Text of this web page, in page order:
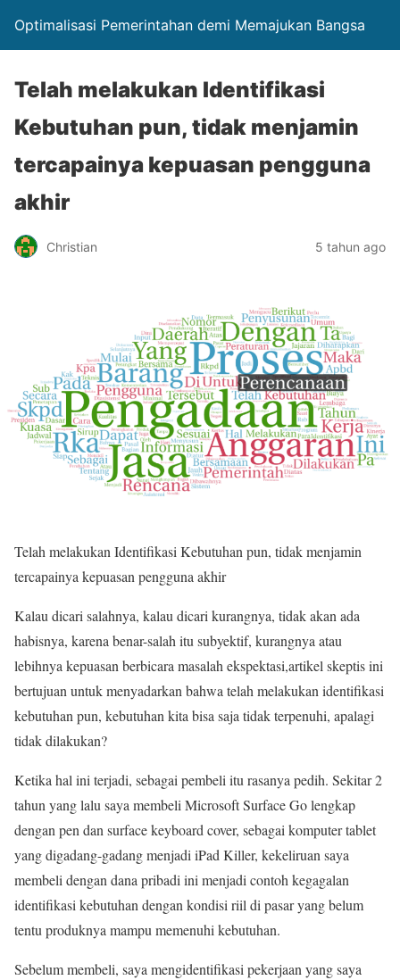
Optimalisasi Pemerintahan demi Memajukan Bangsa
Telah melakukan Identifikasi
Kebutuhan pun, tidak menjamin
tercapainya kepuasan pengguna
akhir
Christian 5 tahun ago
Telah melakukan Identifikasi Kebutuhan pun, tidak menjamin
tercapainya kepuasan pengguna akhir
Kalau dicari salahnya, kalau dicari kurangnya, tidak akan ada
habisnya, karena benar-salah itu subyektif, kurangnya atau
lebihnya kepuasan berbicara masalah ekspektasi,artikel skeptis ini
bertujuan untuk menyadarkan bahwa telah melakukan identifikasi
kebutuhan pun, kebutuhan kita bisa saja tidak terpenuhi, apalagi
tidak dilakukan?
Ketika hal ini terjadi, sebagai pembeli itu rasanya pedih. Sekitar 2
tahun yang lalu saya membeli Microsoft Surface Go lengkap
dengan pen dan surface keyboard cover, sebagai komputer tablet
yang digadang-gadang menjadi iPad Killer, kekeliruan saya
membeli dengan dana pribadi ini menjadi contoh kegagalan
identifikasi kebutuhan dengan kondisi riil di pasar yang belum
tentu produknya mampu memenuhi kebutuhan.
Sebelum membeli, saya mengidentifikasi pekerjaan yang saya